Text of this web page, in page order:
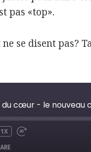
pas «top».
se disent pas?
1X